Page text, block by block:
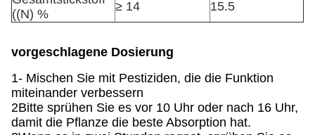
((N) %
≥ 14 15.5
vorgeschlagene Dosierung
1- Mischen Sie mit Pestiziden, die die Funktion
miteinander verbessern
2Bitte sprühen Sie es vor 10 Uhr oder nach 16 Uhr,
damit die Pflanze die beste Absorption hat.